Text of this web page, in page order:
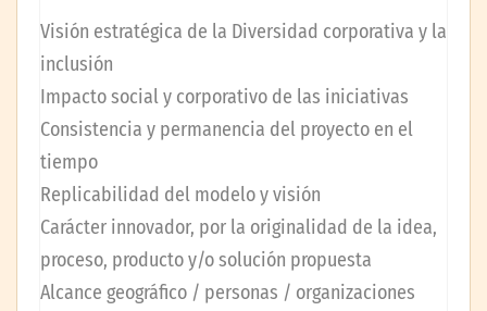
Visión estratégica de la Diversidad corporativa y la
inclusión
Impacto social y corporativo de las iniciativas
Consistencia y permanencia del proyecto en el
tiempo
Replicabilidad del modelo y visión
Carácter innovador, por la originalidad de la idea,
proceso, producto y/o solución propuesta
Alcance geográfico / personas / organizaciones